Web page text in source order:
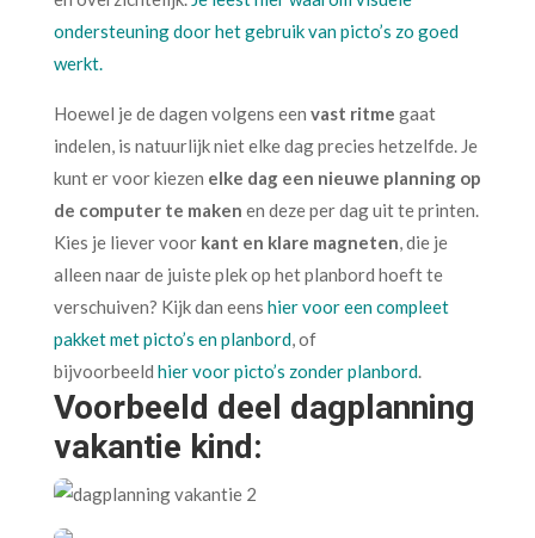
ondersteuning door het gebruik van picto’s zo goed
werkt.
Hoewel je de dagen volgens een vast ritme gaat
indelen, is natuurlijk niet elke dag precies hetzelfde. Je
kunt er voor kiezen elke dag een nieuwe planning op
de computer te maken en deze per dag uit te printen.
Kies je liever voor kant en klare magneten , die je
alleen naar de juiste plek op het planbord hoeft te
verschuiven? Kijk dan eens hier voor een compleet
pakket met picto’s en planbord, of
bijvoorbeeld hier voor picto’s zonder planbord.
Voorbeeld deel dagplanning
vakantie kind: